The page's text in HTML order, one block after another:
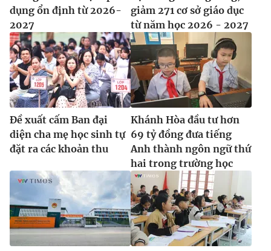
dụng ổn định từ 2026-
2027
giảm 271 cơ sở giáo dục
từ năm học 2026 - 2027
Đề xuất cấm Ban đại
diện cha mẹ học sinh tự
đặt ra các khoản thu
Khánh Hòa đầu tư hơn
69 tỷ đồng đưa tiếng
Anh thành ngôn ngữ thứ
hai trong trường học